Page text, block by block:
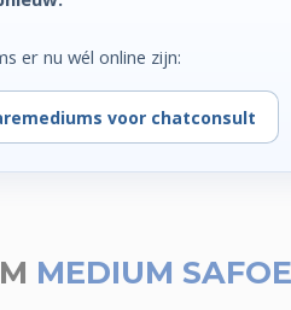
er nu wél online zijn:
mediums voor chatconsult
MEDIUM